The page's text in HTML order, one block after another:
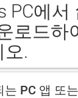
PC에서
로드하
오.
는 PC 앱 또